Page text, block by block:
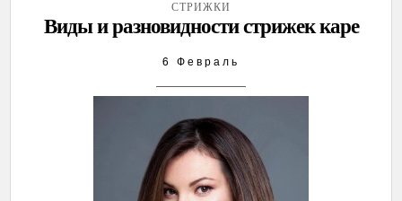
СТРИЖКИ
Виды и разновидности стрижек каре
6 Февраль